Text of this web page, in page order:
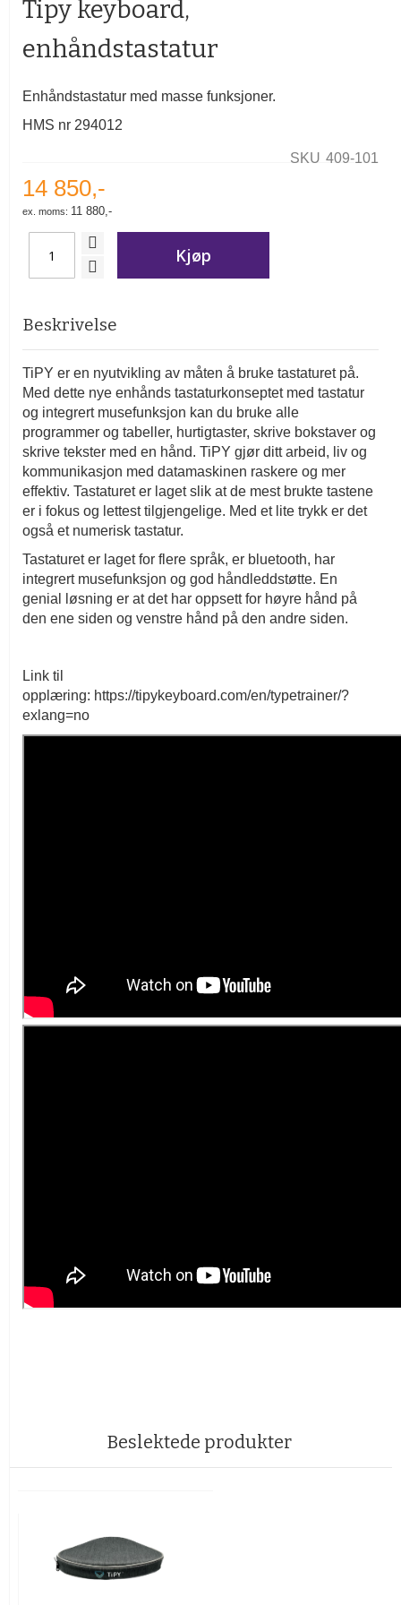
av
Tipy keyboard,
enhåndstastatur
Enhåndstastatur med masse funksjoner.
HMS nr 294012
SKU 409-101
14 850,-
11 880,-
Kjøp
Beskrivelse
TiPY er en nyutvikling av måten å bruke tastaturet på.
Med dette nye enhånds tastaturkonseptet med tastatur
og integrert musefunksjon kan du bruke alle
programmer og tabeller, hurtigtaster, skrive bokstaver og
skrive tekster med en hånd. TiPY gjør ditt arbeid, liv og
kommunikasjon med datamaskinen raskere og mer
effektiv. Tastaturet er laget slik at de mest brukte tastene
er i fokus og lettest tilgjengelige. Med et lite trykk er det
også et numerisk tastatur.
Tastaturet er laget for flere språk, er bluetooth, har
integrert musefunksjon og god håndleddstøtte. En
genial løsning er at det har oppsett for høyre hånd på
den ene siden og venstre hånd på den andre siden.
Link til
opplæring: https://tipykeyboard.com/en/typetrainer/?
exlang=no
Beslektede produkter